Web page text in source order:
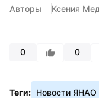
Авторы Ксения
0 0
Теги: Новости ЯНАО